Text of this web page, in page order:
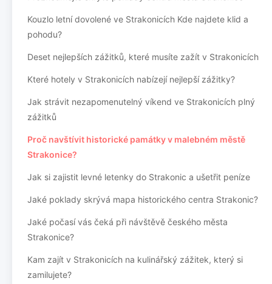
Kouzlo letní dovolené ve Strakonicích Kde najdete klid a
pohodu?
Deset nejlepších zážitků, které musíte zažít v Strakonicích
Které hotely v Strakonicích nabízejí nejlepší zážitky?
Jak strávit nezapomenutelný víkend ve Strakonicích plný
zážitků
Proč navštívit historické památky v malebném městě
Strakonice?
Jak si zajistit levné letenky do Strakonic a ušetřit peníze
Jaké poklady skrývá mapa historického centra Strakonic?
Jaké počasí vás čeká při návštěvě českého města
Strakonice?
Kam zajít v Strakonicích na kulinářský zážitek, který si
zamilujete?